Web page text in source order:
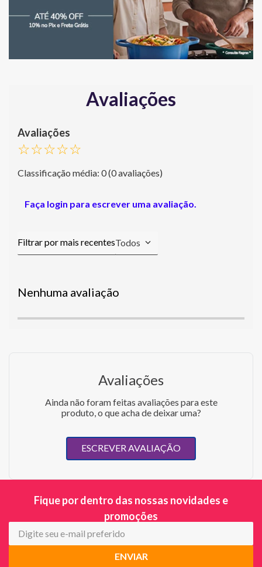
Avaliações
☆☆☆☆☆
Classificação média: 0(0 avaliações)
Faça login para escrever uma avaliação.
Todos
Nenhuma avaliação
Avaliações
Ainda não foram feitas avaliações para este
produto, o que acha de deixar uma?
ESCREVER AVALIAÇÃO
Fique por dentro das nossas novidades e
promoções
ENVIAR